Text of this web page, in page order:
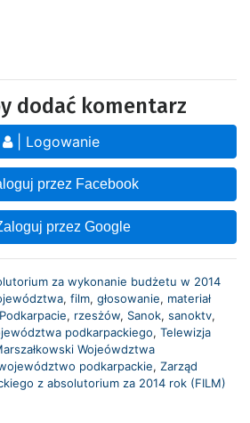
dodać komentarz
| Logowanie
przez Facebook
przez Google
za wykonanie budżetu w 2014
, film, głosowanie, materiał
Podkarpacie, rzesżów, Sanok, sanoktv,
podkarpackiego, Telewizja
Wojeówdztwa
podkarpackie, Zarząd
z absolutorium za 2014 rok (FILM)